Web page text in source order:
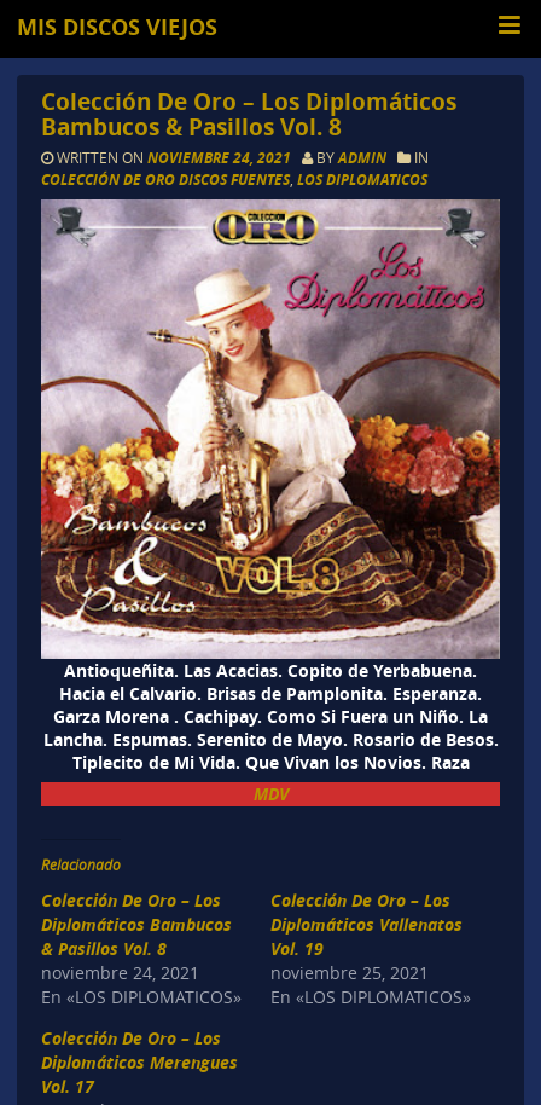
MIS DISCOS VIEJOS
Colección De Oro – Los Diplomáticos
Bambucos & Pasillos Vol. 8
WRITTEN ON NOVIEMBRE 24, 2021 BYADMIN IN
COLECCIÓN DE ORO DISCOS FUENTES, LOS DIPLOMATICOS
Antioqueñita. Las Acacias. Copito de Yerbabuena.
Hacia el Calvario. Brisas de Pamplonita. Esperanza.
Garza Morena . Cachipay. Como Si Fuera un Niño. La
Lancha. Espumas. Serenito de Mayo. Rosario de Besos.
Tiplecito de Mi Vida. Que Vivan los Novios. Raza
MDV
Relacionado
Colección De Oro – Los
Diplomáticos Bambucos
& Pasillos Vol. 8
noviembre 24, 2021
En «LOS DIPLOMATICOS»
Colección De Oro – Los
Diplomáticos Vallenatos
Vol. 19
noviembre 25, 2021
En «LOS DIPLOMATICOS»
Colección De Oro – Los
Diplomáticos Merengues
Vol. 17